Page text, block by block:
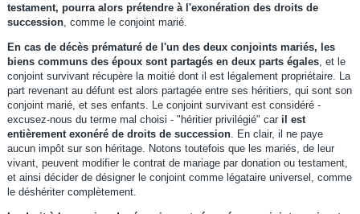
testament, pourra alors prétendre à l'exonération des droits de
succession, comme le conjoint marié.
En cas de décès prématuré de l'un des deux conjoints mariés, les
biens communs des époux sont partagés en deux parts égales, et le
conjoint survivant récupère la moitié dont il est légalement propriétaire. La
part revenant au défunt est alors partagée entre ses héritiers, qui sont son
conjoint marié, et ses enfants. Le conjoint survivant est considéré -
excusez-nous du terme mal choisi - "héritier privilégié" car il est
entièrement exonéré de droits de succession. En clair, il ne paye
aucun impôt sur son héritage. Notons toutefois que les mariés, de leur
vivant, peuvent modifier le contrat de mariage par donation ou testament,
et ainsi décider de désigner le conjoint comme légataire universel, comme
le déshériter complètement.